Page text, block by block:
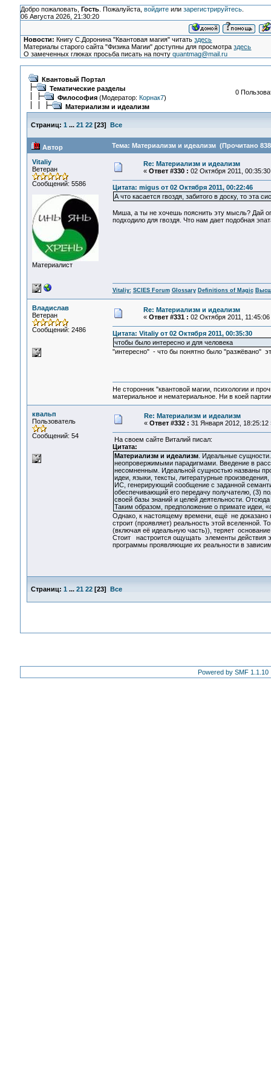
Добро пожаловать, Гость. Пожалуйста, войдитеили зарегистрируйтесь.
06 Августа 2026, 21:30:20
Новости: Книгу С.Доронина "Квантовая магия" читатьздесь
Материалы старого сайта "Физика Магии" доступны для просмотраздесь
О замеченных глюках просьба писать на почтуquantmag@mail.ru
Квантовый Портал
Тематические разделы
Философия(Модератор: Корнак7)
Материализм и идеализм
0
Страниц: 1 ... 21 22[23] Все
Автор Тема: Материализм и идеализм (Прочитано
Vitaliy
Ветеран
Сообщений: 5586
Материалист
Re: Материализм и идеализм
« Ответ #330 : 02 Октября 2011,
Цитата: migus от 02 Октября 2011, 00:22:46
А что касается гвоздя, забитого в доску, то эта
Миша, а ты не хочешь пояснить эту мысль? Дай
подходило для гвоздя. Что нам дает подобная
Vitaliy: SCIES Forum Glossary Definitions of Magic
Владислав
Ветеран
Сообщений: 2486
Re: Материализм и идеализм
« Ответ #331 : 02 Октября 2011, 11:45:06
Цитата: Vitaliy от 02 Октября 2011, 00:35:30
чтобы было интересно и для человека
"интересно" - что бы понятно было "разжёвано"
Не сторонник "квантовой магии, психологии и
материальное и нематериальное. Ни в коей
квальп
Пользователь
Сообщений: 54
Re: Материализм и идеализм
« Ответ #332 : 31 Января 2012, 18:25:12
На своем сайте Виталий писал:
Цитата:
Материализм и идеализм. Идеальные
неопровержимыми парадигмами. Введение в
несомненным. Идеальной сущностью названы
идеи, языки, тексты, литературные
ИС, генерирующий сообщение с заданной
обеспечивающий его передачу получателю, (3)
своей базы знаний и целей деятельности.
Таким образом, предположение о примате идеи,
Однако, к настоящему времени, ещё не доказано
строит (проявляет) реальность этой вселенной.
(включая её идеальную часть)), теряет
Стоит настроится ощущать элементы действия
программы проявляющие их реальности в
Страниц: 1 ... 21 22[23] Все
Powered by SMF 1.1.10